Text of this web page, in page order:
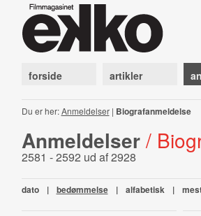
forside artikler
Du er her:Anmeldelser| Biografanmeldelse
Anmeldelser /
2581 - 2592 ud af 2928
dato | bedømmelse | alfabetisk |